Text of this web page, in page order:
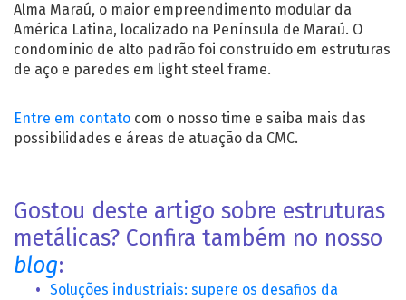
Alma Maraú, o maior empreendimento modular da
América Latina, localizado na Península de Maraú. O
condomínio de alto padrão foi construído em estruturas
de aço e paredes em light steel frame.
Entre em contato com o nosso time e saiba mais das
possibilidades e áreas de atuação da CMC.
Gostou deste artigo sobre estruturas
metálicas? Confira também no nosso
blog:
Soluções industriais: supere os desafios da